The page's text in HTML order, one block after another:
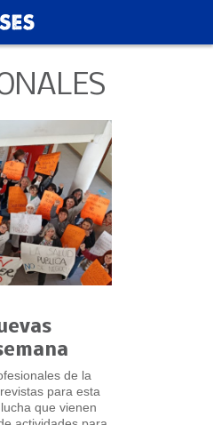
de la
para esta
que vienen